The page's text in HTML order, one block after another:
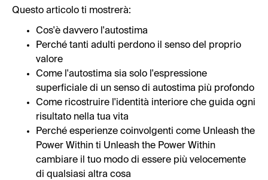
Questo articolo ti mostrerà:
Cos'è davvero l'autostima
Perché tanti adulti perdono il senso del proprio
valore
Come l'autostima sia solo l'espressione
superficiale di un senso di autostima più profondo
Come ricostruire l'identità interiore che guida ogni
risultato nella tua vita
Perché esperienze coinvolgenti come Unleash the
Power Within ti Unleash the Power Within
cambiare il tuo modo di essere più velocemente
di qualsiasi altra cosa